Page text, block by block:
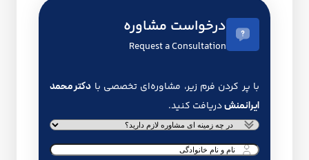
درخواست مشاوره
Request a Consultation
با پر کردن فرم زیر، مشاوره‌ای تخصصی با دکتر محمد
ایرانمنشدریافت کنید.
خدمت
درخواستی*
نام